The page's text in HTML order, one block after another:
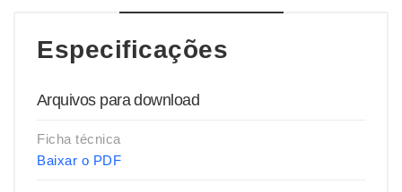
Especificações
Arquivos para download
Ficha técnica
Baixar o PDF